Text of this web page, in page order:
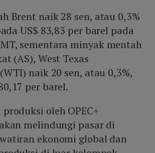
Brent naik 28 sen, atau 0,3%
US$ 83,83 per barel pada
sementara minyak mentah
(AS), West Texas
naik 20 sen, atau 0,3%,
per barel.
oleh OPEC+
melindungi pasar di
ekonomi global dan